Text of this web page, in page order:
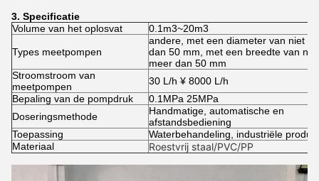
3. Specificatie
Volume van het oplosvat
0.1m3~20m3
Types meetpompen
andere, met een diameter van niet
dan 50 mm, met een breedte van niet
meer dan 50 mm
Stroomstroom van
meetpompen
30 L/h ¥ 8000 L/h
Bepaling van de pompdruk
0.1MPa 25MPa
Doseringsmethode
Handmatige, automatische en
afstandsbediening
Toepassing
Waterbehandeling, industriële
Materiaal
Roestvrij staal/PVC/PP